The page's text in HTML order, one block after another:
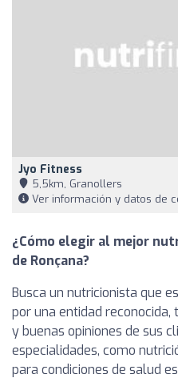
Jyo Fitness
5,5km, Granollers
Ver información y datos de
¿Cómo elegir al mejor
de Ronçana?
Busca un nutricionista que
por una entidad
y buenas opiniones de sus
especialidades, como
para condiciones de salud